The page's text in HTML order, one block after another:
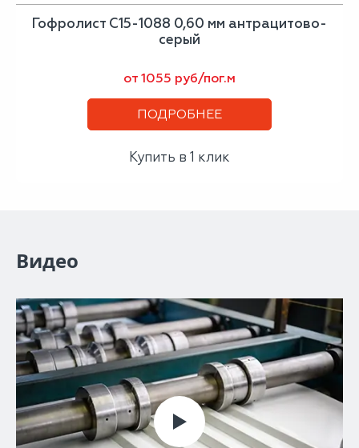
Гофролист С15-1088 0,60 мм антрацитово-
серый
от 1055 руб/пог.м
ПОДРОБНЕЕ
Купить в 1 клик
Видео